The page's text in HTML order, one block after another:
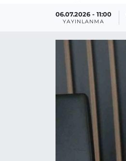
06.07.2026 - 11:00
YAYINLANMA